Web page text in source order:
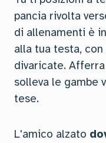
pancia rivolta
di allenamenti è
alla tua testa,
divaricate.
solleva le gambe
tese.
L'amico alzato